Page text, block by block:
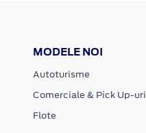
MODELE NOI
Autoturisme
Comerciale & Pick Up-uri
Flote